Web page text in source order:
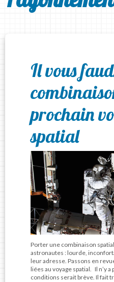
Il vous
prochain
spatial
Porter une combinaison
astronautes : lourde,
leur adresse. Passons en
liées au voyage spatial. Il n’y
conditions serait brève. Il fait